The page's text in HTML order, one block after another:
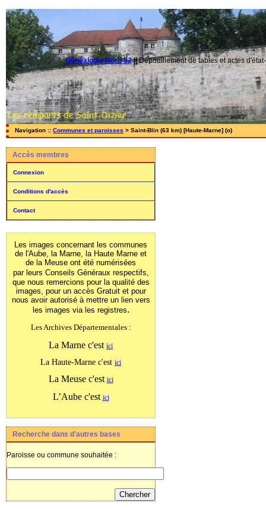
Généalogie Nord 52||Dépouillement de tables et actes
Navigation :: Communes et paroisses > Saint-Blin (63 km) [Haute-Marne] (o)
Accès membres
Connexion
Conditions d'accès
Contact
Les images concernant les communes
de l'Aube, la Marne, la Haute Marne et
de la Meuse ont été numérisées
par leurs Conseils Généraux respectifs,
que nous remercions pour la qualité des
images, pour un accès Gratuit et pour
nous avoir autorisé à mettre un lien vers
les images via les registres.
Les Archives Départementales :
La Marne c'est ici
La Haute-Marne c'est ici
La Meuse c'est ici
L’Aube c'est ici
Recherche dans d'autres bases
Paroisse ou commune souhaitée :